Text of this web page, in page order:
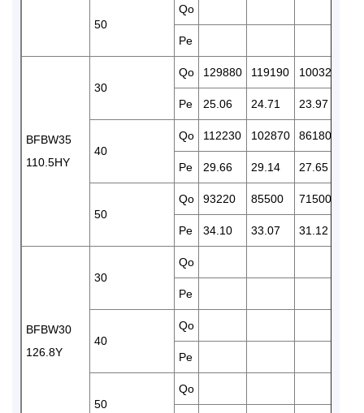
50
Qo
Pe
BFBW35
110.5HY
30
Qo 129880 119190 100320
Pe 25.06 24.71 23.97
40
Qo 112230 102870 86180
Pe 29.66 29.14 27.65
50
Qo 93220 85500 71500
Pe 34.10 33.07 31.12
BFBW30
126.8Y
30
Qo
Pe
40
Qo
Pe
50
Qo